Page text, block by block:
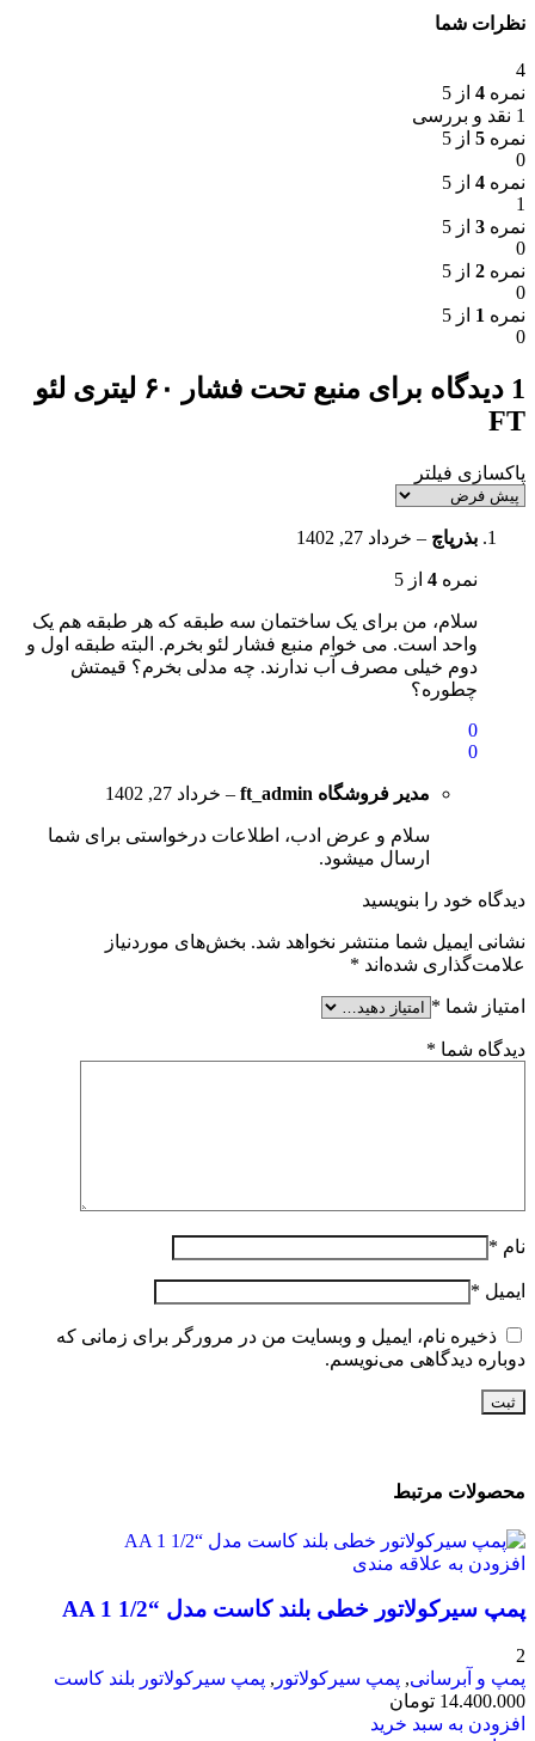
نظرات شما
4
نمره 4 از 5
1 نقد و بررسی
نمره 5 از 5
0
نمره 4 از 5
1
نمره 3 از 5
0
نمره 2 از 5
0
نمره 1 از 5
0
1 دیدگاه برای
منبع تحت فشار ۶۰ لیتری لئو
FT
پاکسازی فیلتر
بذرپاچ – خرداد 27, 1402
نمره 4 از 5
سلام، من برای یک ساختمان سه طبقه که هر طبقه هم یک
واحد است. می خوام منبع فشار لئو بخرم. البته طبقه اول و
دوم خیلی مصرف آب ندارند. چه مدلی بخرم؟ قیمتش
چطوره؟
0
0
مدیر فروشگاه ft_admin
– خرداد 27, 1402
سلام و عرض ادب، اطلاعات درخواستی برای شما
ارسال میشود.
دیدگاه خود را بنویسید
نشانی ایمیل شما منتشر نخواهد شد. بخش‌های موردنیاز
علامت‌گذاری شده‌اند *
امتیاز شما *
دیدگاه شما *
نام *
ایمیل *
ذخیره نام، ایمیل و وبسایت من در مرورگر برای زمانی که
دوباره دیدگاهی می‌نویسم.
محصولات مرتبط
افزودن به علاقه مندی
پمپ سیرکولاتور خطی بلند کاست مدل “AA 1 1/2
2
پمپ و آبرسانی, پمپ سیرکولاتور , پمپ سیرکولاتور بلند کاست
14.400.000 تومان
افزودن به سبد خرید